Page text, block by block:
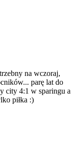
na wczoraj,
parę lat do
city 4:1 w sparingu a
piłka :)